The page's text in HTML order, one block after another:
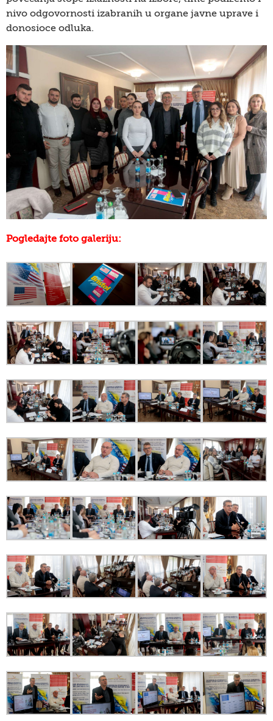
nivo odgovornosti izabranih u organe javne uprave i
donosioce odluka.
Pogledajte foto galeriju: